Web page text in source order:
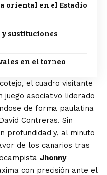
oriental en el Estadio
sustituciones
en el torneo
el cuadro visitante
juego asociativo liderado
de forma paulatina
Contreras. Sin
profundidad y, al minuto
de los canarios tras
Jhonny
con precisión ante el